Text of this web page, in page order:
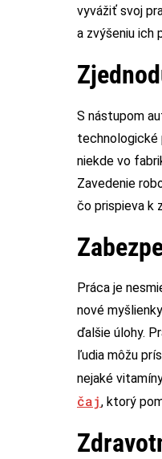
vyvážiť svoj
a zvýšeniu ich
S nástupom
technologické
niekde vo
Zavedenie
čo prispieva k
Práca je
nové
ďalšie úlohy.
ľudia môžu
nejaké
čaj, ktorý